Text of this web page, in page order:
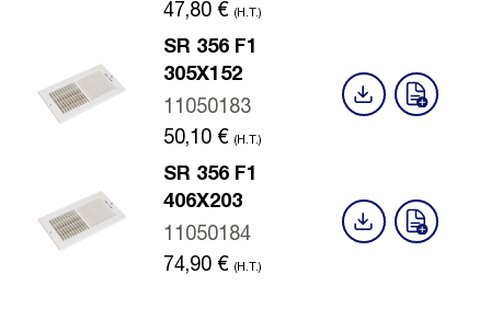
47,80 € (H.T.)
SR 356 F1
305X152
11050183
50,10 € (H.T.)
SR 356 F1
406X203
11050184
74,90 € (H.T.)